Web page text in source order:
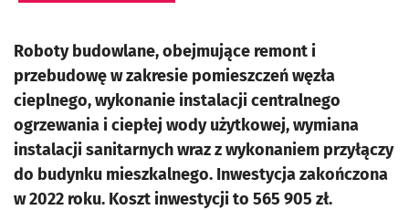
Roboty budowlane, obejmujące remont i
przebudowę w zakresie pomieszczeń węzła
cieplnego, wykonanie instalacji centralnego
ogrzewania i ciepłej wody użytkowej, wymiana
instalacji sanitarnych wraz z wykonaniem przyłączy
do budynku mieszkalnego. Inwestycja zakończona
w 2022 roku. Koszt inwestycji to 565 905 zł.